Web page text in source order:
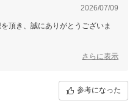
2026/07/09
頂き、誠にありがとうございま
感想をいただき本当に嬉しい限り
役に立てれば幸いです。
是非お気軽にショップまでお問い
さらに表示
参考になった